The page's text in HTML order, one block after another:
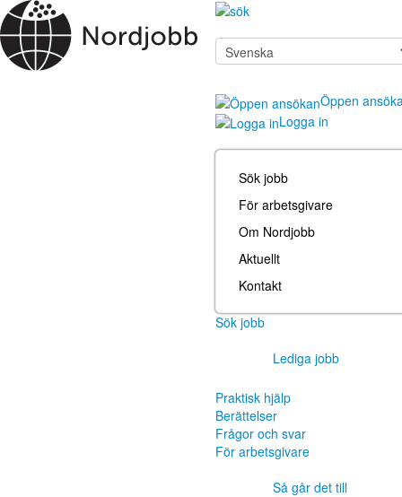
Öppen
Logga in
Sök jobb
För arbetsgivare
Om Nordjobb
Aktuellt
Kontakt
Sök jobb
Lediga jobb
Praktisk hjälp
Berättelser
Frågor och svar
För arbetsgivare
Så går det till